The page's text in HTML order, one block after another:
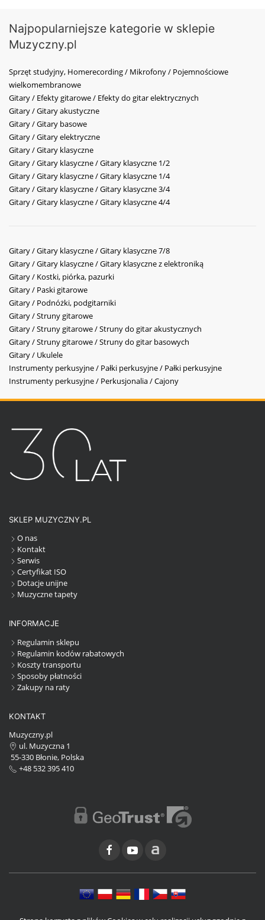
Najpopularniejsze kategorie w sklepie
Muzyczny.pl
Sprzęt studyjny, Homerecording / Mikrofony / Pojemnościowe
wielkomembranowe
Gitary / Efekty gitarowe / Efekty do gitar elektrycznych
Gitary / Gitary akustyczne
Gitary / Gitary basowe
Gitary / Gitary elektryczne
Gitary / Gitary klasyczne
Gitary / Gitary klasyczne / Gitary klasyczne 1/2
Gitary / Gitary klasyczne / Gitary klasyczne 1/4
Gitary / Gitary klasyczne / Gitary klasyczne 3/4
Gitary / Gitary klasyczne / Gitary klasyczne 4/4
Gitary / Gitary klasyczne / Gitary klasyczne 7/8
Gitary / Gitary klasyczne / Gitary klasyczne z elektroniką
Gitary / Kostki, piórka, pazurki
Gitary / Paski gitarowe
Gitary / Podnóżki, podgitarniki
Gitary / Struny gitarowe
Gitary / Struny gitarowe / Struny do gitar akustycznych
Gitary / Struny gitarowe / Struny do gitar basowych
Gitary / Ukulele
Instrumenty perkusyjne / Pałki perkusyjne / Pałki perkusyjne
Instrumenty perkusyjne / Perkusjonalia / Cajony
SKLEP MUZYCZNY.PL
O nas
Kontakt
Serwis
Certyfikat ISO
Dotacje unijne
Muzyczne tapety
INFORMACJE
Regulamin sklepu
Regulamin kodów rabatowych
Koszty transportu
Sposoby płatności
Zakupy na raty
KONTAKT
Muzyczny.pl
ul. Muzyczna 1
55-330 Błonie, Polska
+48 532 395 410